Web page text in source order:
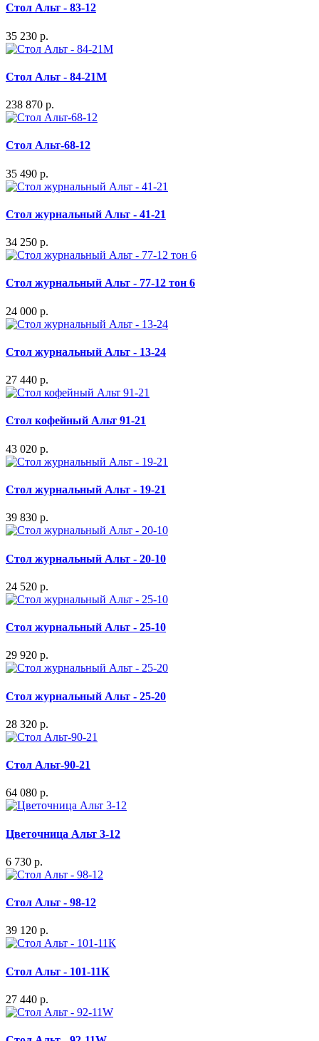
Стол Альт - 83-12
35 230 р.
Стол Альт - 84-21M
238 870 р.
Стол Альт-68-12
35 490 р.
Стол журнальный Альт - 41-21
34 250 р.
Стол журнальный Альт - 77-12 тон 6
24 000 р.
Стол журнальный Альт - 13-24
27 440 р.
Стол кофейный Альт 91-21
43 020 р.
Стол журнальный Альт - 19-21
39 830 р.
Стол журнальный Альт - 20-10
24 520 р.
Стол журнальный Альт - 25-10
29 920 р.
Стол журнальный Альт - 25-20
28 320 р.
Стол Альт-90-21
64 080 р.
Цветочница Альт 3-12
6 730 р.
Стол Альт - 98-12
39 120 р.
Стол Альт - 101-11К
27 440 р.